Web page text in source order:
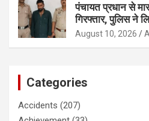
पंचायत प्रधान से
गिरफ्तार, पुलिस ने
August 10, 2026
Categories
Accidents (207)